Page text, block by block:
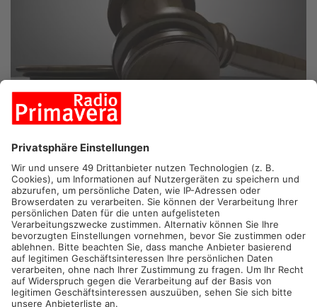
ASCHAFFENBURG/FRANKFURT.Urteil im Prozess um den
Mord an der 100-jährigen Maria Dessauer aus Aschaffenburg:
Die angeklagte ehemalige Pflegerin Dessauers wurde zu
lebenslanger Haft verurteilt. Damit gilt als erwiesen, dass die
41-Jährige Altenpflegerin die 100 Jahre alte Maria Dessauer im
Januar letzten Jahres mit einem Kissen erstickte.
Zutritt zur Wohnung hatte sie sich mit einem Zweitschlüssel
verschafft. Sie erstickte die 100-Jährige und machte sich dann
an ihrem Schreibtisch zu schaffen. Dabei wurde sie von der
damals aktuellen Pflegerin Dessauers entdeckt, die gerade